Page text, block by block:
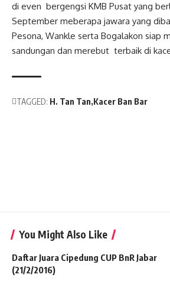
di even bergengsi KMB Pusat yang
September meberapa jawara yang
Pesona, Wankle serta Bogalakon siap
sandungan dan merebut terbaik di
TAGGED: H. Tan Tan Kacer Ban Bar
You Might Also Like
Daftar Juara Cipedung CUP BnR Jabar
(21/2/2016)